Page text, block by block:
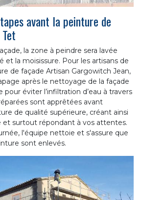
avant la peinture de
la zone à peindre sera lavée
et la moisissure. Pour les artisans de
de façade Artisan Gargowitch Jean,
après le nettoyage de la façade
éviter l’infiltration d’eau à travers
sont apprêtées avant
de qualité supérieure, créant ainsi
surtout répondant à vos attentes.
l'équipe nettoie et s'assure que
sont enlevés.